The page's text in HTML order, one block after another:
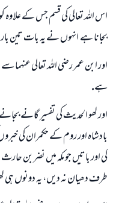
اس اللہ تعالى كى قسم جس كے علاوہ
بجانا ہے ـ انہوں نے يہ بات تين بار
اور ابن عمر رضى اللہ تعالى
ہے.
اور لھو الحديث كى تفسير گانے
بادشاہ اور روم كے حكمران كى
كى اور باتيں جو مكہ ميں نضر بن حارث
طرف دھيان نہ ديں، يہ دونوں ہى